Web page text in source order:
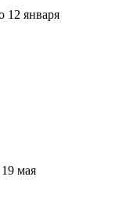
12 января
19 мая